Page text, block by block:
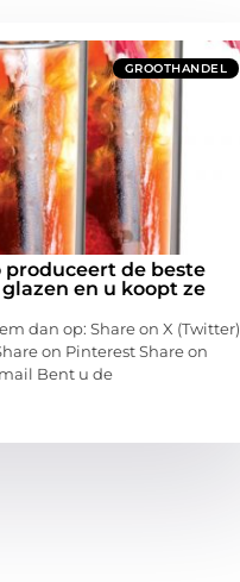
GROOTHANDEL
produceert de beste
en u koopt ze
dan op: Share on X (Twitter)
on Pinterest Share on
Bent u de